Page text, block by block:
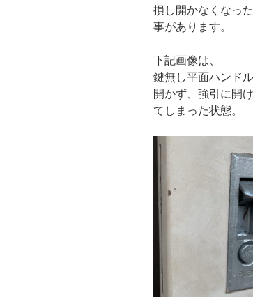
損し開かなくなっ
事があります。
下記画像は、
鍵無し平面ハンド
開かず、強引に開
てしまった状態。